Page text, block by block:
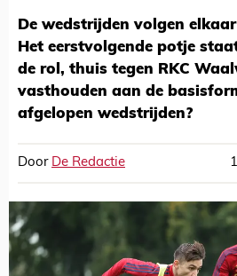
De wedstrijden volgen
Het eerstvolgende potje
de rol, thuis tegen RKC
vasthouden aan de
afgelopen wedstrijden?
Door De Redactie